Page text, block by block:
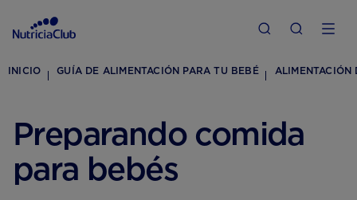
INICIO GUÍA DE ALIMENTACIÓN PARA TU BEBÉ ALIMENTACIÓN
Preparando comida
para bebés